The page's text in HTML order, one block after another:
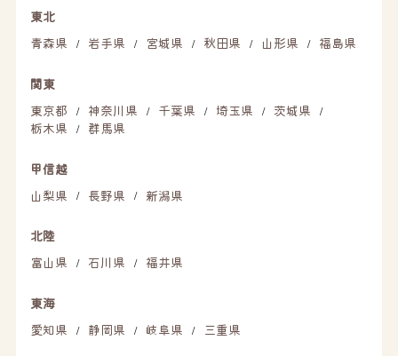
東北
青森県
/ 岩手県 / 宮城県 / 秋田県 / 山形県 / 福島県
関東
東京都
/ 神奈川県 / 千葉県 / 埼玉県 / 茨城県 /
栃木県 / 群馬県
甲信越
山梨県
/ 長野県 / 新潟県
北陸
富山県
/ 石川県 / 福井県
東海
愛知県
/ 静岡県 / 岐阜県 / 三重県